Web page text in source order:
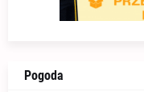
Pogoda